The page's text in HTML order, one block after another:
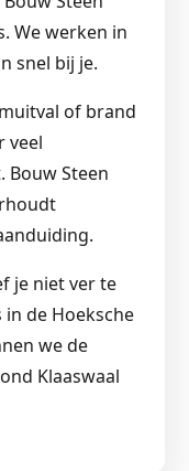
We werken in
snel bij je.
of brand
veel
Bouw Steen
je niet ver te
de Hoeksche
we de
Klaaswaal